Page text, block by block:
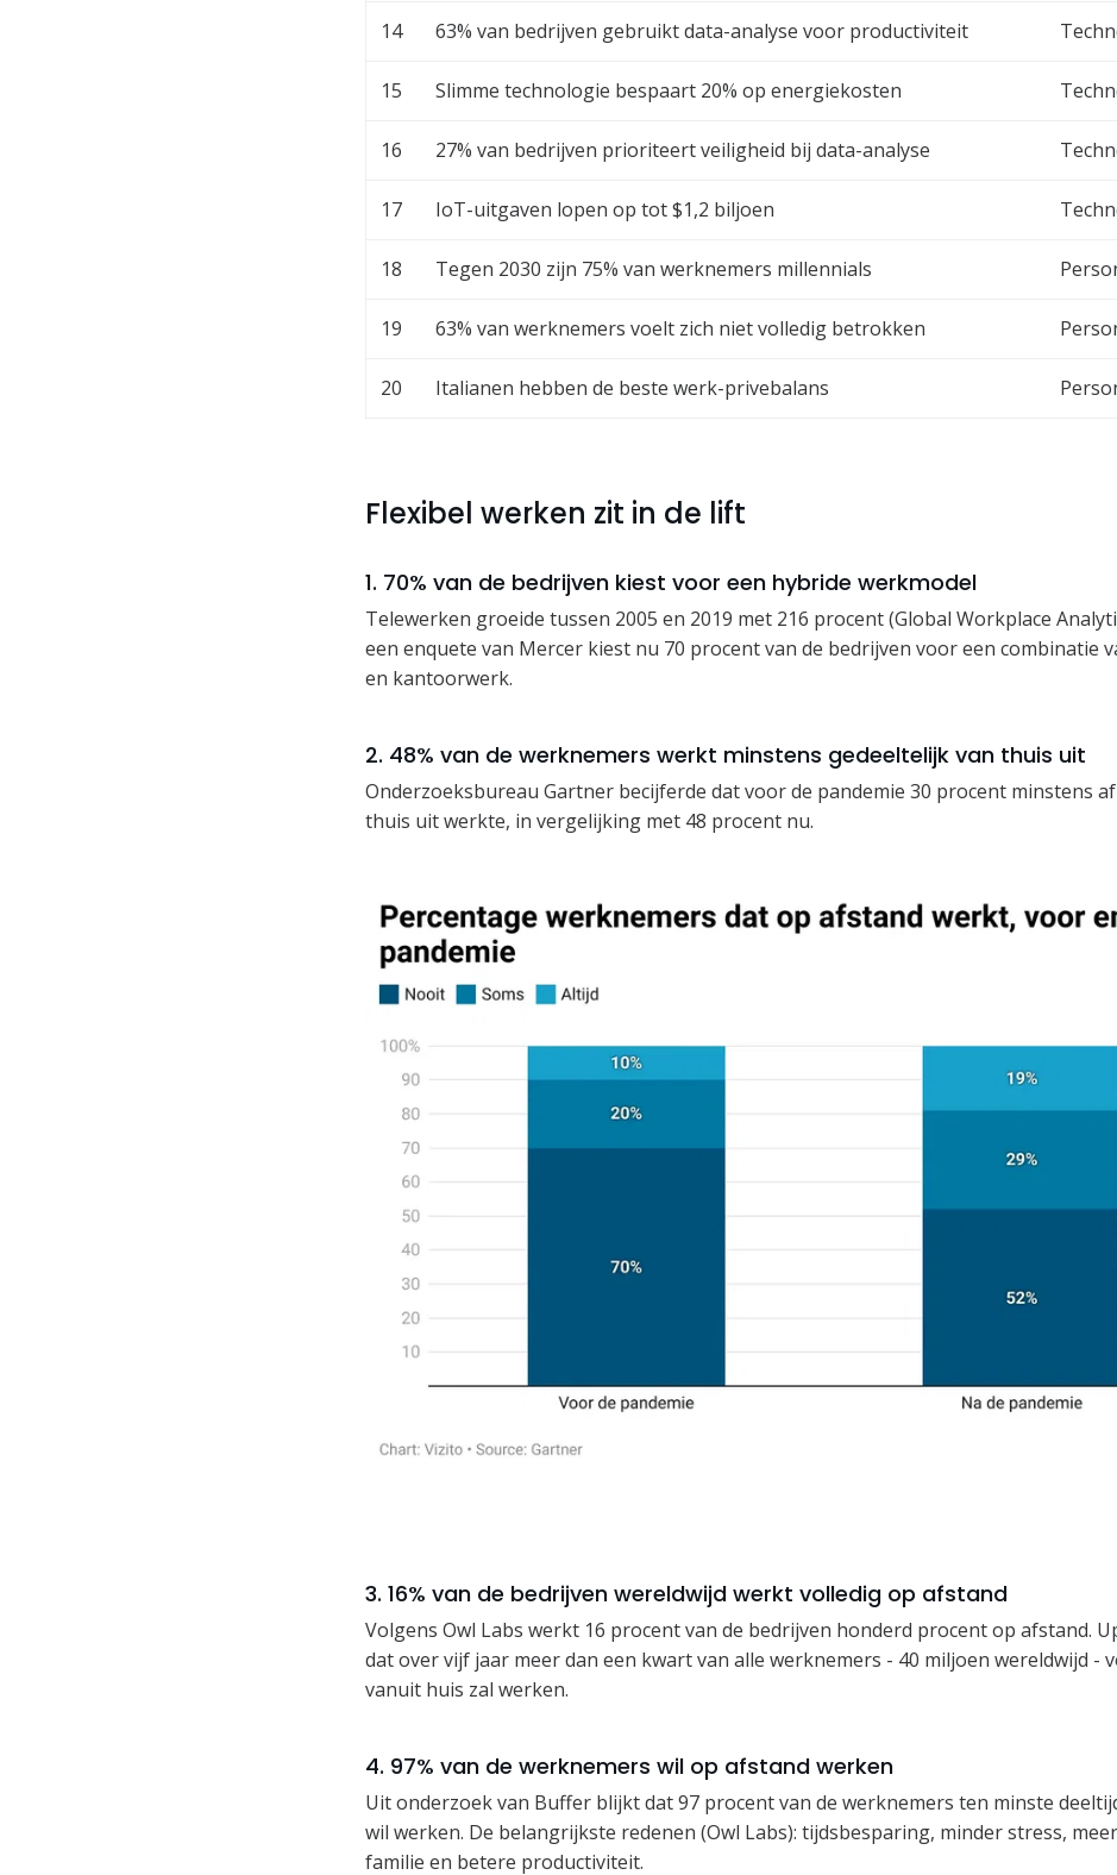
14 63% van bedrijven gebruikt data-analyse voor productiviteit
15 Slimme technologie bespaart 20% op energiekosten
16 27% van bedrijven prioriteert veiligheid bij data-analyse
17 IoT-uitgaven lopen op tot $1,2 biljoen
18 Tegen 2030 zijn 75% van werknemers millennials
19 63% van werknemers voelt zich niet volledig betrokken
20 Italianen hebben de beste werk-privebalans
Flexibel werken zit in de lift
1. 70% van de bedrijven kiest voor een hybride werkmodel
Telewerken groeide tussen 2005 en 2019 met 216 procent (Global Workplace
een enquete van Mercer kiest nu 70 procent van de bedrijven voor een combinatie
en kantoorwerk.
2. 48% van de werknemers werkt minstens gedeeltelijk van thuis uit
Onderzoeksbureau Gartner becijferde dat voor de pandemie 30 procent minstens
thuis uit werkte, in vergelijking met 48 procent nu.
3. 16% van de bedrijven wereldwijd werkt volledig op afstand
Volgens Owl Labs werkt 16 procent van de bedrijven honderd procent op afstand.
dat over vijf jaar meer dan een kwart van alle werknemers - 40 miljoen wereldwijd -
vanuit huis zal werken.
4. 97% van de werknemers wil op afstand werken
Uit onderzoek van Buffer blijkt dat 97 procent van de werknemers ten minste
wil werken. De belangrijkste redenen (Owl Labs): tijdsbesparing, minder stress,
familie en betere productiviteit.